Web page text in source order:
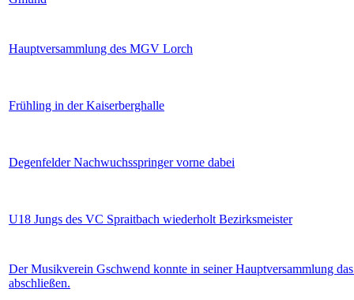
Hauptversammlung des MGV Lorch
Frühling in der Kaiserberghalle
Degenfelder Nachwuchsspringer vorne dabei
U18 Jungs des VC Spraitbach wiederholt Bezirksmeister
Der Musikverein Gschwend konnte in seiner Hauptversammlung
abschließen.